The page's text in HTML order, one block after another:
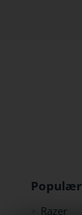
Razer